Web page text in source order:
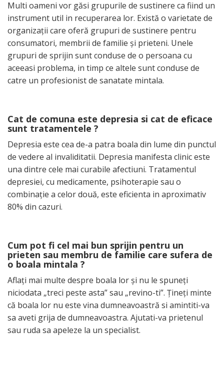
Multi oameni vor găsi grupurile de sustinere ca fiind un
instrument util in recuperarea lor. Există o varietate de
organizaţii care oferă grupuri de sustinere pentru
consumatori, membrii de familie şi prieteni. Unele
grupuri de sprijin sunt conduse de o persoana cu
aceeasi problema, in timp ce altele sunt conduse de
catre un profesionist de sanatate mintala.
Cat de comuna este depresia si cat de eficace
sunt tratamentele ?
Depresia este cea de-a patra boala din lume din punctul
de vedere al invaliditatii. Depresia manifesta clinic este
una dintre cele mai curabile afectiuni. Tratamentul
depresiei, cu medicamente, psihoterapie sau o
combinaţie a celor două, este eficienta in aproximativ
80% din cazuri.
Cum pot fi cel mai bun sprijin pentru un
prieten sau membru de familie care sufera de
o boala mintala ?
Aflaţi mai multe despre boala lor şi nu le spuneţi
niciodata „treci peste asta” sau „revino-ti”. Ţineţi minte
că boala lor nu este vina dumneavoastră si amintiti-va
sa aveti grija de dumneavoastra. Ajutati-va prietenul
sau ruda sa apeleze la un specialist.